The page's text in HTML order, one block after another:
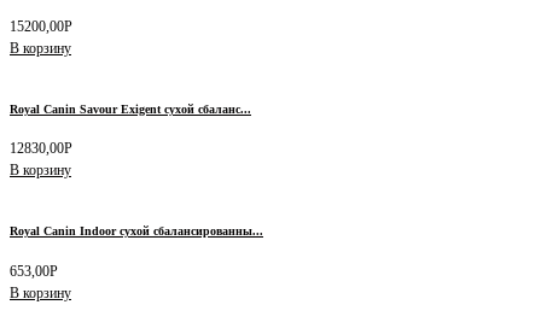
15200,00Р
В корзину
Royal Canin Savour Exigent сухой сбаланс...
12830,00Р
В корзину
Royal Canin Indoor сухой сбалансированны...
653,00Р
В корзину